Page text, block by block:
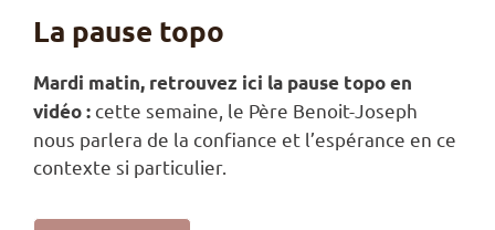
La pause topo
Mardi matin, retrouvez ici la pause topo en
vidéo :cette semaine, le Père Benoit-Joseph
nous parlera de la confiance et l’espérance en ce
contexte si particulier.